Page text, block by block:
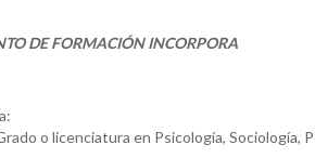
DE FORMACIÓN INCORPORA
o licenciatura en Psicología, Sociología,